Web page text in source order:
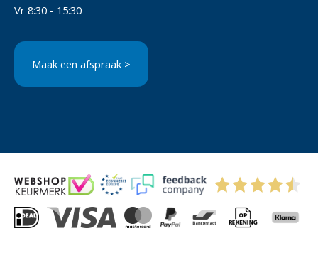
Vr 8:30 - 15:30
Maak een afspraak >